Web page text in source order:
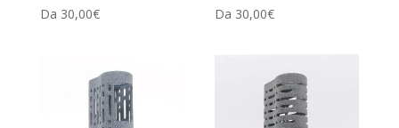
Da 30,00€ Da 30,00€